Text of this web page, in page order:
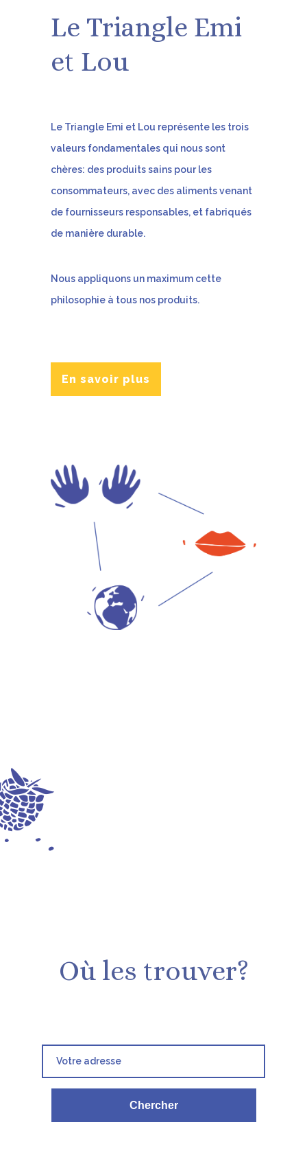
Le Triangle Emi
et Lou
Le Triangle Emi et Lou représente les trois
valeurs fondamentales qui nous sont
chères: des produits sains pour les
consommateurs, avec des aliments venant
de fournisseurs responsables, et fabriqués
de manière durable.
Nous appliquons un maximum cette
philosophie à tous nos produits.
En savoir plus
Où les trouver?